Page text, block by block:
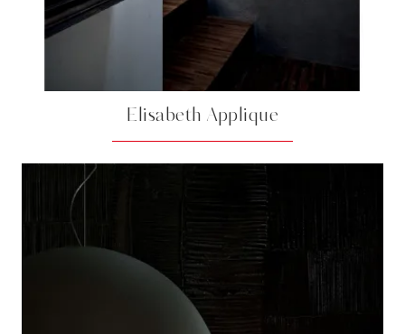
Elisabeth Applique